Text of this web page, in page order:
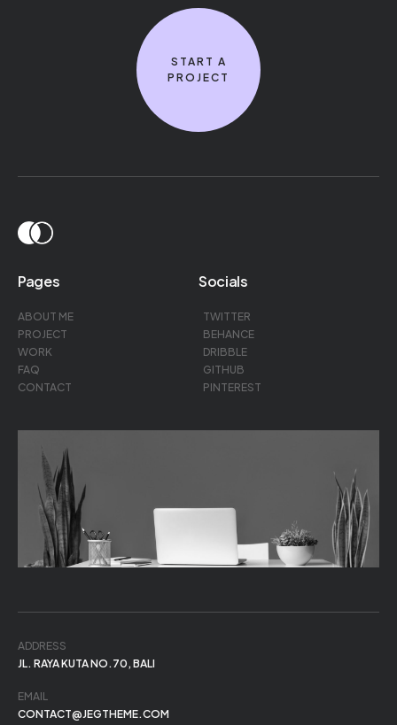
START A
PROJECT
Pages
ABOUT ME
PROJECT
WORK
FAQ
CONTACT
Socials
TWITTER
BEHANCE
DRIBBLE
GITHUB
PINTEREST
ADDRESS
JL. RAYA KUTA NO.70, BALI
EMAIL
CONTACT@JEGTHEME.COM